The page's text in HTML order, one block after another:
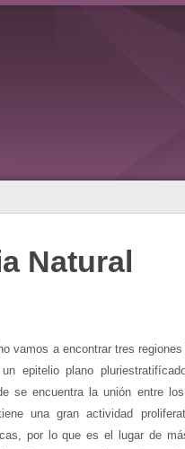
Natural
vamos a encontrar tres
epitelio plano
se encuentra la unión entre
una gran actividad
por lo que es el lugar de